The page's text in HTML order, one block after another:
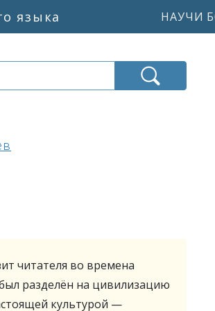
языка НАУЧИ
читателя во времена
разделён на цивилизацию
культурой —